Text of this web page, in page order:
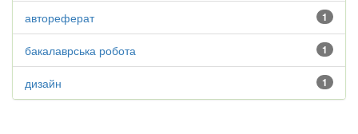
1
автореферат
1
бакалаврська робота
1
дизайн